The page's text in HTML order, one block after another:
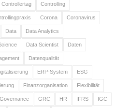
Controllertag Controlling
Corona Coronavirus
Data Data Analytics
Data Scientist Daten
Datenqualität
ERP-System ESG
Finanzorganisation Flexibilität
Governance GRC HR IFRS IGC